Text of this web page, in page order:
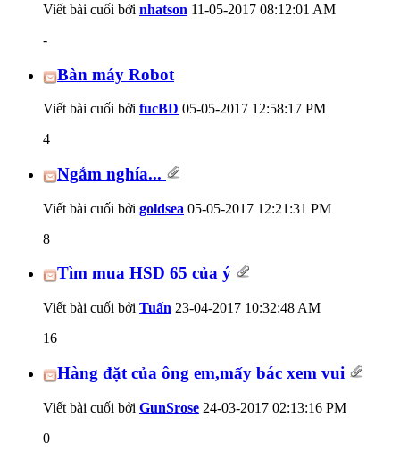
Viết bài cuối bởi nhatson 11-05-2017 08:12:01 AM
-
Bàn máy Robot
Viết bài cuối bởi fucBD 05-05-2017 12:58:17 PM
4
Ngắm nghía...
Viết bài cuối bởi goldsea 05-05-2017 12:21:31 PM
8
Tìm mua HSD 65 của ý
Viết bài cuối bởi Tuấn 23-04-2017 10:32:48 AM
16
Hàng đặt của ông em,mấy bác xem vui
Viết bài cuối bởi GunSrose 24-03-2017 02:13:16 PM
0